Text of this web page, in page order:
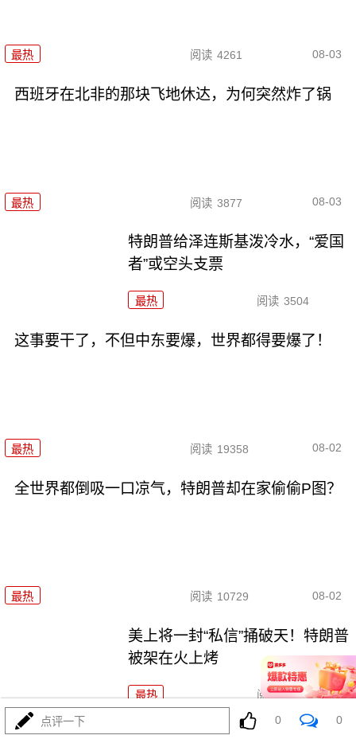
最热 阅读 4261 08-03
西班牙在北非的那块飞地休达，为何突然炸了锅
最热 阅读 3877 08-03
特朗普给泽连斯基泼冷水，“爱国
者”或空头支票
最热 阅读 3504
这事要干了，不但中东要爆，世界都得要爆了！
最热 阅读 19358 08-02
全世界都倒吸一口凉气，特朗普却在家偷偷P图？
最热 阅读 10729 08-02
美上将一封“私信”捅破天！特朗普
被架在火上烤
最热 阅读 9410
两大命门决定美国退无可退，伊
点评一下 0 0